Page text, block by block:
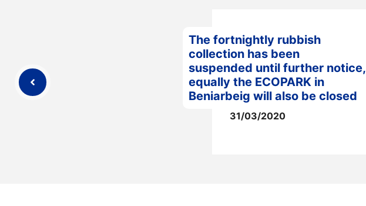
The fortnightly rubbish
collection has been
suspended until further notice,
equally the ECOPARK in
Beniarbeig will also be closed
31/03/2020